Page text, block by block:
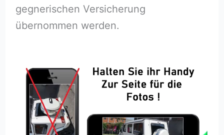
gegnerischen Versicherung
übernommen werden.